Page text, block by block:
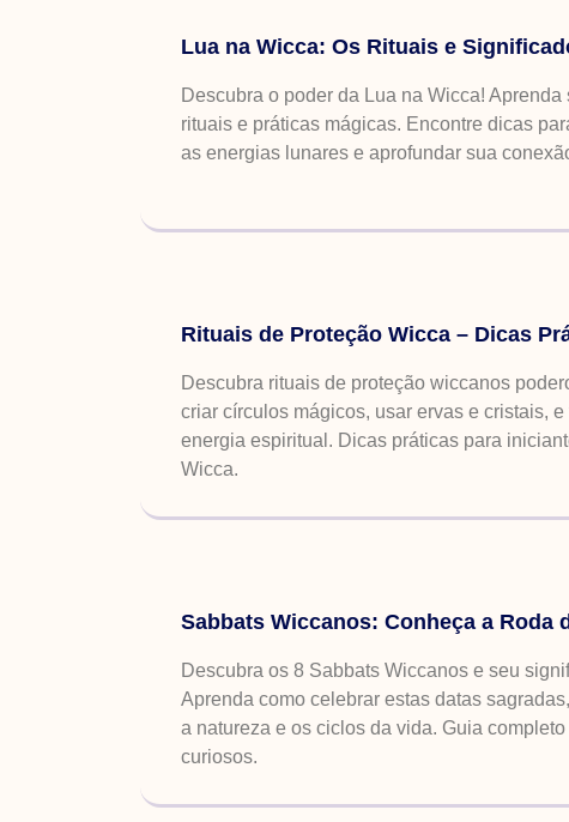
Lua na Wicca: Os Rituais e
Descubra o poder da Lua na Wicca! Aprenda
rituais e práticas mágicas. Encontre dicas
as energias lunares e aprofundar sua
Rituais de Proteção Wicca – Dicas
Descubra rituais de proteção wiccanos
criar círculos mágicos, usar ervas e cristais, e
energia espiritual. Dicas práticas para
Wicca.
Sabbats Wiccanos: Conheça a Roda
Descubra os 8 Sabbats Wiccanos e seu
Aprenda como celebrar estas datas
a natureza e os ciclos da vida. Guia
curiosos.